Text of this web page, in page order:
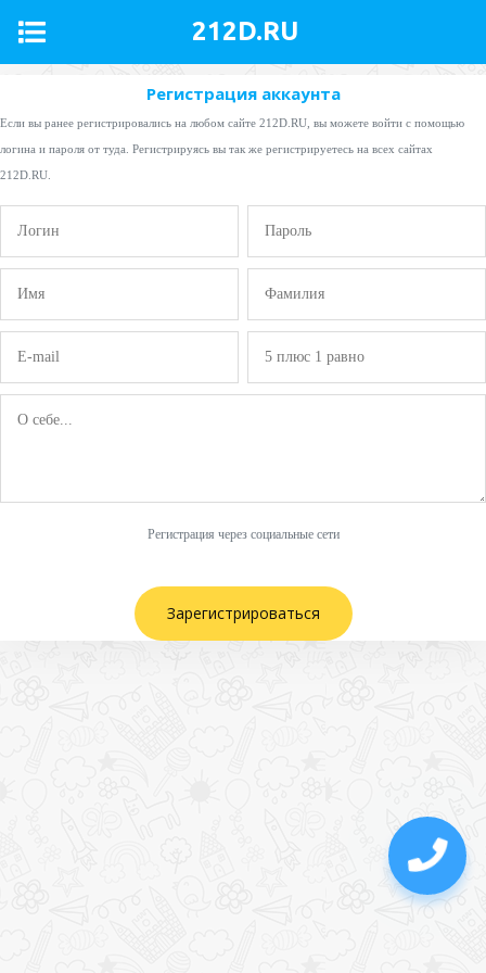
212D.RU
Регистрация аккаунта
Если вы ранее регистрировались на любом сайте 212D.RU, вы можете войти с помощью
логина и пароля от туда. Регистрируясь вы так же регистрируетесь на всех сайтах
212D.RU.
Регистрация через социальные сети